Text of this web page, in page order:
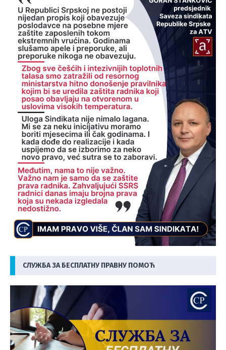
СЛУЖБА ЗА БЕСПЛАТНУ ПРАВНУ ПОМОЋ